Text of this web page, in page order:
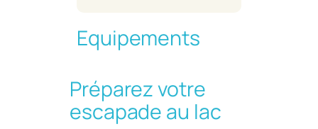
Equipements
Préparez votre
escapade au lac